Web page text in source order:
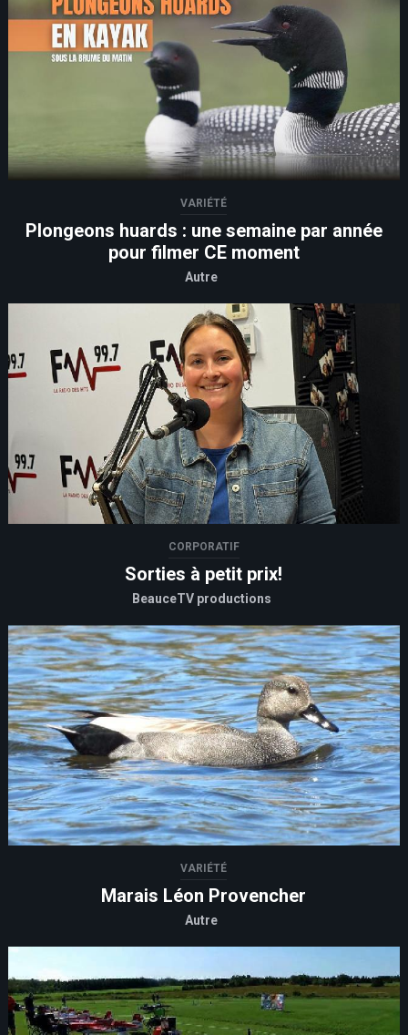
VARIÉTÉ
Plongeons huards : une semaine par année
pour filmer CE moment
Autre
CORPORATIF
Sorties à petit prix!
BeauceTV productions
VARIÉTÉ
Marais Léon Provencher
Autre